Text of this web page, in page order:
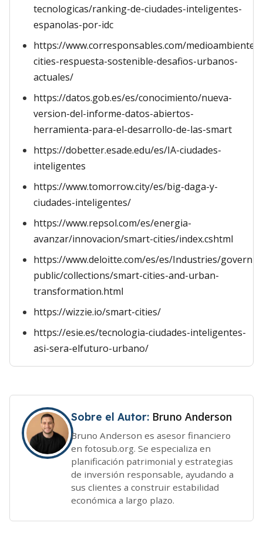
tecnologicas/ranking-de-ciudades-inteligentes-
espanolas-por-idc
https://www.corresponsables.com/medioambiente/
cities-respuesta-sostenible-desafios-urbanos-
actuales/
https://datos.gob.es/es/conocimiento/nueva-
version-del-informe-datos-abiertos-
herramienta-para-el-desarrollo-de-las-smart
https://dobetter.esade.edu/es/IA-ciudades-
inteligentes
https://www.tomorrow.city/es/big-daga-y-
ciudades-inteligentes/
https://www.repsol.com/es/energia-
avanzar/innovacion/smart-cities/index.cshtml
https://www.deloitte.com/es/es/Industries/
public/collections/smart-cities-and-urban-
transformation.html
https://wizzie.io/smart-cities/
https://esie.es/tecnologia-ciudades-inteligentes-
asi-sera-elfuturo-urbano/
Sobre el Autor: Bruno Anderson
Bruno Anderson es asesor financiero
en fotosub.org. Se especializa en
planificación patrimonial y estrategias
de inversión responsable, ayudando a
sus clientes a construir estabilidad
económica a largo plazo.